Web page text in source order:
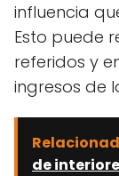
influencia
Esto puede
referidos y
ingresos de
de